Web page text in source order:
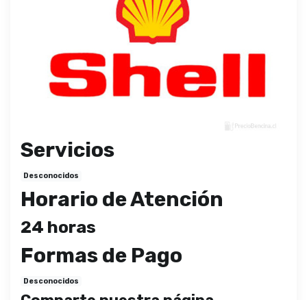
Servicios
Desconocidos
Horario de Atención
24 horas
Formas de Pago
Desconocidos